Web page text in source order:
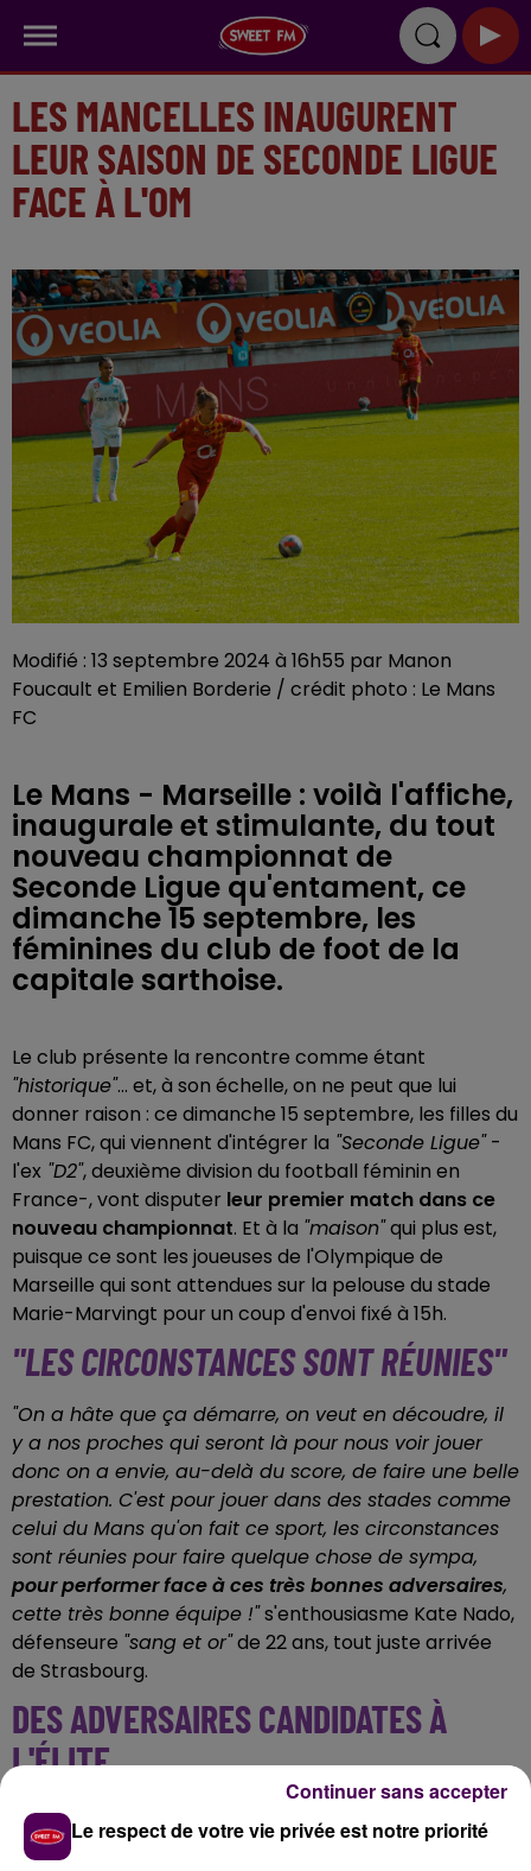
LES MANCELLES INAUGURENT
LEUR SAISON DE SECONDE LIGUE
FACE À L'OM
Modifié : 13 septembre 2024 à 16h55 par Manon
Foucault et Emilien Borderie / crédit photo : Le Mans
FC
Le Mans - Marseille : voilà l'affiche,
inaugurale et stimulante, du tout
nouveau championnat de
Seconde Ligue qu'entament, ce
dimanche 15 septembre, les
féminines du club de foot de la
capitale sarthoise.
Le club présente la rencontre comme étant
"historique"... et, à son échelle, on ne peut que lui
donner raison : ce dimanche 15 septembre, les filles du
Mans FC, qui viennent d'intégrer la "Seconde Ligue"-
l'ex "D2", deuxième division du football féminin en
France-, vont disputer leur premier match dans ce
nouveau championnat. Et à la "maison"qui plus est,
puisque ce sont les joueuses de l'Olympique de
Marseille qui sont attendues sur la pelouse du stade
Marie-Marvingt pour un coup d'envoi fixé à 15h.
"LES CIRCONSTANCES SONT RÉUNIES"
"On a hâte que ça démarre, on veut en découdre, il
y a nos proches qui seront là pour nous voir jouer
donc on a envie, au-delà du score, de faire une belle
prestation. C'est pour jouer dans des stades comme
celui du Mans qu'on fait ce sport, les circonstances
sont réunies pour faire quelque chose de sympa,
pour performer face à ces très bonnes adversaires,
cette très bonne équipe !"s'enthousiasme Kate Nado,
défenseure "sang et or"de 22 ans, tout juste arrivée
de Strasbourg.
DES ADVERSAIRES CANDIDATES À
L'ÉLITE
Damien Bollini, l'entraîneur des féminines du Mans FC,
a demandé à ses protégées qu'elles ne se laissent pas
Le respect de votre vie privée est notre priorité
Continuer sans accepter